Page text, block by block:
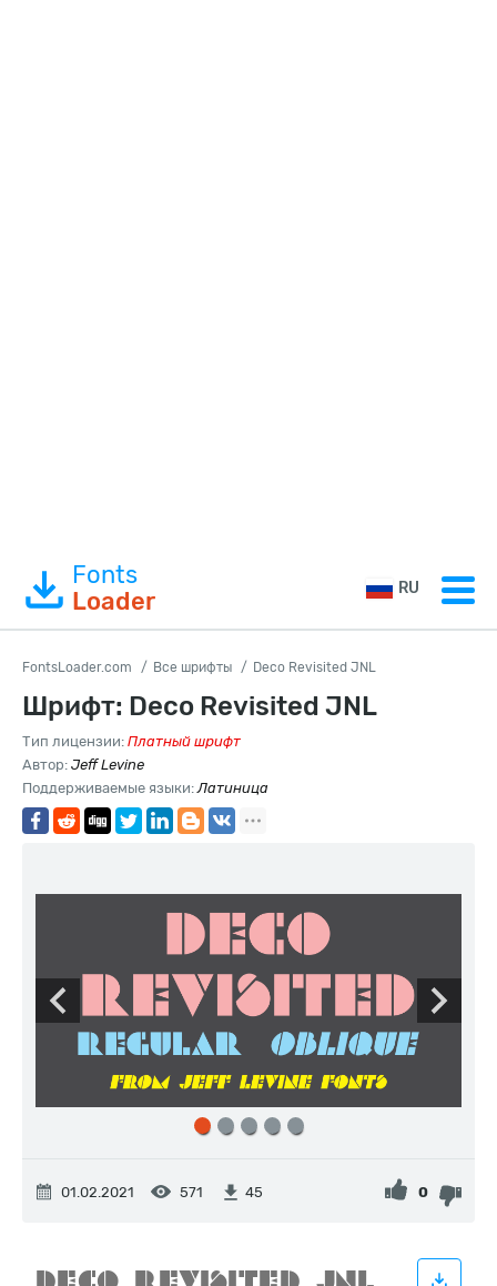
Fonts
Loader
RU
FontsLoader.com Все шрифты Deco Revisited JNL
Шрифт: Deco Revisited JNL
Тип лицензии: Платный шрифт
Автор: Jeff Levine
Поддерживаемые языки:Латиница
01.02.2021 571 45 0